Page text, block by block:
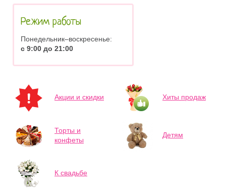
Режим работы
Понедельник–воскресенье:
с 9:00 до 21:00
Акции и скидки Хиты продаж
Торты и
конфеты
Детям
К свадьбе